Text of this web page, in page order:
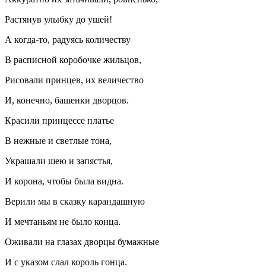
Растянув улыбку до ушей!
А когда-то, радуясь количеству
В расписной коробочке жильцов,
Рисовали принцев, их величество
И, конечно, башенки дворцов.
Красили принцессе платье
В нежные и светлые тона,
Украшали шею и запястья,
И корона, чтобы была видна.
Верили мы в сказку карандашную
И мечтаньям не было конца.
Оживали на глазах дворцы бумажные
И с указом слал король гонца.